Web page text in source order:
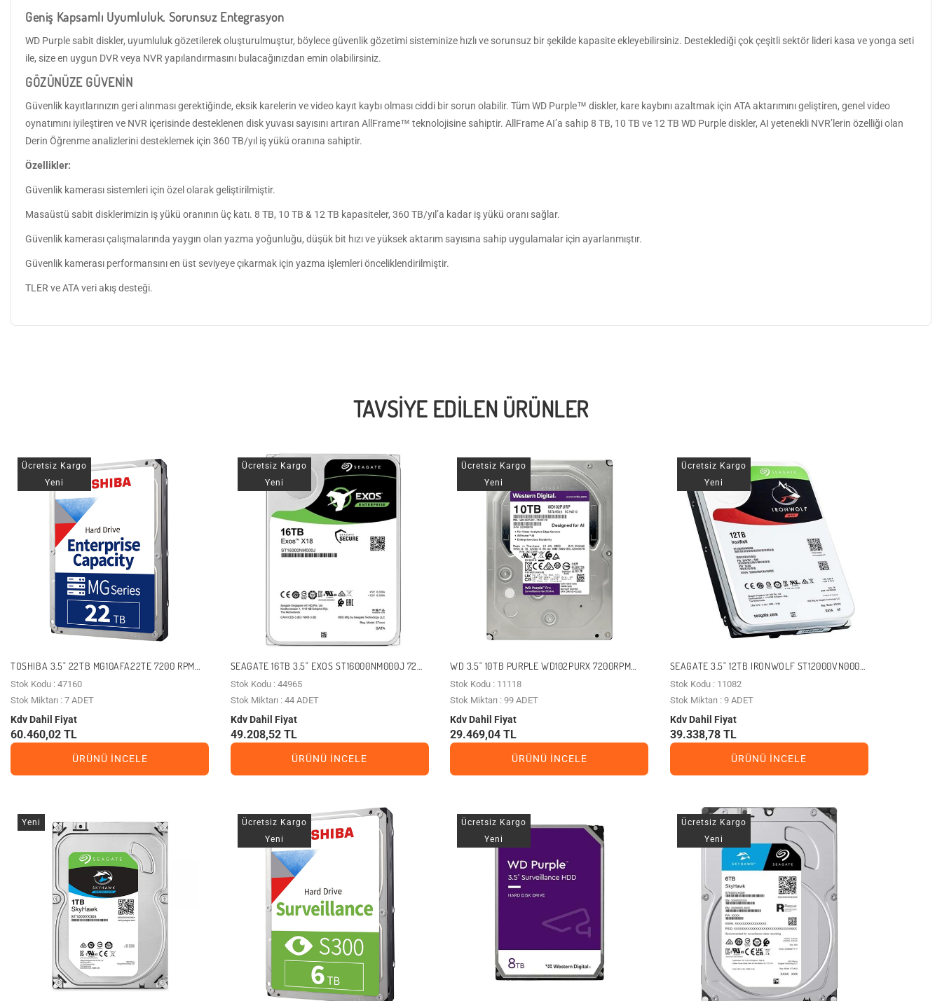
Geniş Kapsamlı Uyumluluk. Sorunsuz Entegrasyon
WD Purple sabit diskler, uyumluluk gözetilerek oluşturulmuştur, böylece güvenlik gözetimi sisteminize hızlı ve sorunsuz bir şekilde kapasite ekleyebilirsiniz. Desteklediği çok çeşitli sektör lideri kasa ve yonga seti
ile, size en uygun DVR veya NVR yapılandırmasını bulacağınızdan emin olabilirsiniz.
GÖZÜNÜZE GÜVENİN
Güvenlik kayıtlarınızın geri alınması gerektiğinde, eksik karelerin ve video kayıt kaybı olması ciddi bir sorun olabilir. Tüm WD Purple™ diskler, kare kaybını azaltmak için ATA aktarımını geliştiren, genel video
oynatımını iyileştiren ve NVR içerisinde desteklenen disk yuvası sayısını artıran AllFrame™ teknolojisine sahiptir. AllFrame AI’a sahip 8 TB, 10 TB ve 12 TB WD Purple diskler, AI yetenekli NVR’lerin özelliği olan
Derin Öğrenme analizlerini desteklemek için 360 TB/yıl iş yükü oranına sahiptir.
Özellikler:
Güvenlik kamerası sistemleri için özel olarak geliştirilmiştir.
Masaüstü sabit disklerimizin iş yükü oranının üç katı. 8 TB, 10 TB & 12 TB kapasiteler, 360 TB/yıl’a kadar iş yükü oranı sağlar.
Güvenlik kamerası çalışmalarında yaygın olan yazma yoğunluğu, düşük bit hızı ve yüksek aktarım sayısına sahip uygulamalar için ayarlanmıştır.
Güvenlik kamerası performansını en üst seviyeye çıkarmak için yazma işlemleri önceliklendirilmiştir.
TLER ve ATA veri akış desteği.
TAVSIYE EDILEN ÜRÜNLER
Ücretsiz Kargo
Yeni
TOSHIBA 3.5" 22TB MG10AFA22TE 7200 RPM
256MB SATA-3 NAS VE GÜVENLIK DISKI
Stok Kodu : 47160
Stok Miktarı : 7 ADET
Kdv Dahil Fiyat
60.460,02 TL
ÜRÜNÜ İNCELE
Ücretsiz Kargo
Yeni
SEAGATE 16TB 3.5" EXOS ST16000NM000J 7200
RPM 256MB SATA-3 NAS VE GÜVENLIK DISKI
Stok Kodu : 44965
Stok Miktarı : 44 ADET
Kdv Dahil Fiyat
49.208,52 TL
ÜRÜNÜ İNCELE
Ücretsiz Kargo
Yeni
WD 3.5" 10TB PURPLE WD102PURX 7200RPM
256MB SATA-3 GÜVENLIK DISKI
Stok Kodu : 11118
Stok Miktarı : 99 ADET
Kdv Dahil Fiyat
29.469,04 TL
ÜRÜNÜ İNCELE
Ücretsiz Kargo
Yeni
SEAGATE 3.5" 12TB IRONWOLF ST12000VN0008
7200 RPM 256MB SATA-3 NAS DISKI
DISTRIBÜTÖR GARANTILI
Stok Kodu : 11082
Stok Miktarı : 9 ADET
Kdv Dahil Fiyat
39.338,78 TL
ÜRÜNÜ İNCELE
Yeni
Ücretsiz Kargo
Yeni
Ücretsiz Kargo
Yeni
Ücretsiz Kargo
Yeni